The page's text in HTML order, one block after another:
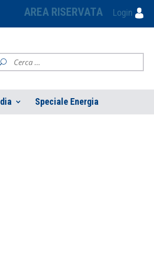
AREA RISERVATA Login
Speciale Energia